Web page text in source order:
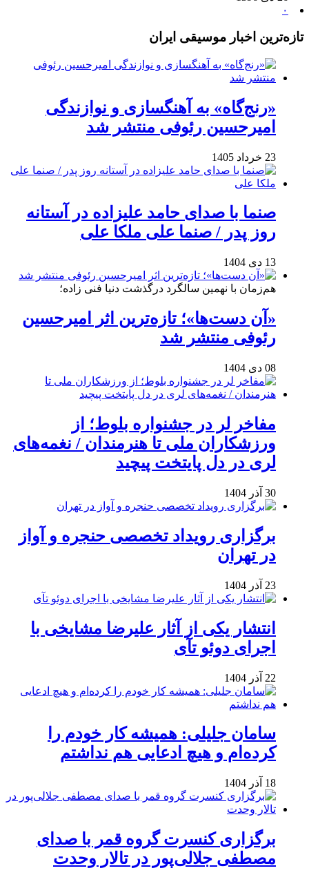
۰
تازه‌ترین اخبار موسیقی ایران
«رنج‌گاه» به آهنگسازی و نوازندگی
امیرحسین رئوفی منتشر شد
23 خرداد 1405
صنما با صدای حامد علیزاده در آستانه
روز پدر / صنما علی ملکا علی
13 دی 1404
هم‌زمان با نهمین سالگرد درگذشت دنیا فنی زاده؛
«آن دست‌ها»؛ تازه‌ترین اثر امیرحسین
رئوفی منتشر شد
08 دی 1404
مفاخر لر در جشنواره بلوط؛ از
ورزشکاران ملی تا هنرمندان / نغمه‌های
لری در دل پایتخت پیچید
30 آذر 1404
برگزاری رویداد تخصصی حنجره و آواز
در تهران
23 آذر 1404
انتشار یکی از آثار علیرضا مشایخی با
اجرای دوئو تآی
22 آذر 1404
سامان جلیلی: همیشه کار خودم را
کرده‌ام و هیچ ادعایی هم نداشتم
18 آذر 1404
برگزاری کنسرت گروه قمر با صدای
مصطفی جلالی‌پور در تالار وحدت